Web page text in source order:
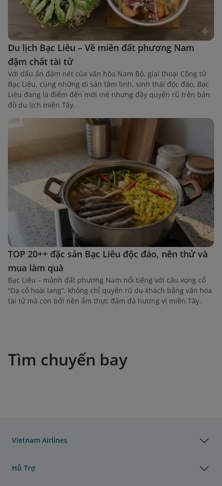
Du lịch Bạc Liêu – Về miền đất phương Nam
đậm chất tài tử
Với dấu ấn đậm nét của văn hóa Nam Bộ, giai thoại Công tử
Bạc Liêu, cùng những di sản tâm linh, sinh thái độc đáo, Bạc
Liêu đang là điểm đến mới mẻ nhưng đầy quyến rũ trên bản
đồ du lịch miền Tây.
TOP 20++ đặc sản Bạc Liêu độc đáo, nên thử và
mua làm quà
Bạc Liêu – mảnh đất phương Nam nổi tiếng với câu vọng cổ
“Dạ cổ hoài lang”, không chỉ quyến rũ du khách bằng văn hóa
tài tử mà còn bởi nền ẩm thực đậm đà hương vị miền Tây.
Tìm chuyến bay
Vietnam Airlines
Hỗ Trợ